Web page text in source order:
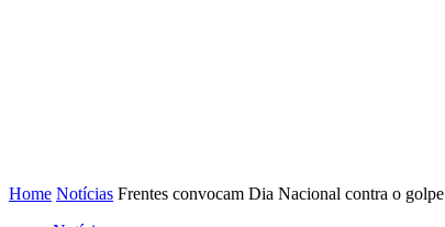
Home Notícias Frentes convocam Dia Nacional contra o golpe